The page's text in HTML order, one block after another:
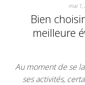
mai 1,
Bien
meilleure
Au moment de se
ses activités,